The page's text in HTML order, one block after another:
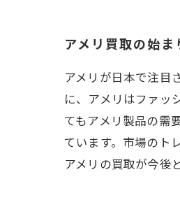
アメリ買取の始
アメリが日本で注目
に、アメリはファッ
てもアメリ製品の需
ています。市場のト
アメリの買取が今後